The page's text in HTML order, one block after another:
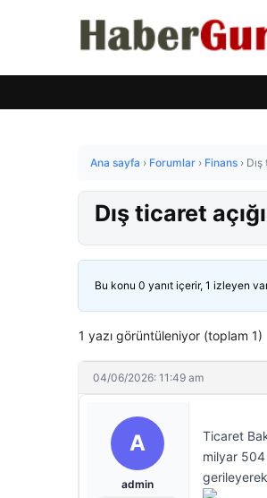
Ana sayfa › Forumlar › Finans ›
Dış ticaret
Bu konu 0 yanıt içerir, 1 izleyen
1 yazı görüntüleniyor (toplam 1)
04/06/2026: 11:49 am
A
admin
Ticaret
milyar 504